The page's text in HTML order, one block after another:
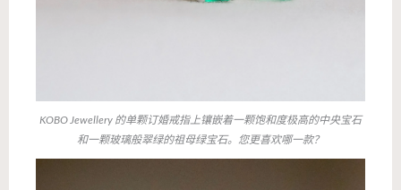
KOBO Jewellery 的单颗订婚戒指上镶嵌着一颗饱和度极高的中央宝石
和一颗玻璃般翠绿的祖母绿宝石。您更喜欢哪一款？